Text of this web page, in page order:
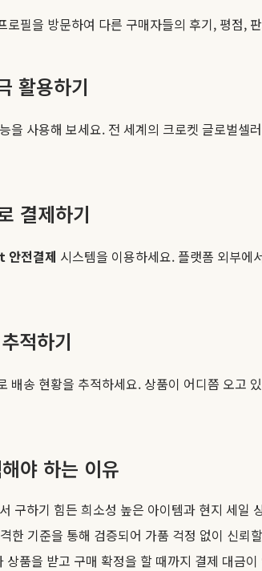
로필을 방문하여 다른 구매자들의 후기, 평점,
활용하기
을 사용해 보세요. 전 세계의 크로켓 글로벌
결제하기
전결제 시스템을 이용하세요. 플랫폼 외부에
적하기
배송 현황을 추적하세요. 상품이 어디쯤 오고
야 하는 이유
구하기 힘든 희소성 높은 아이템과 현지 세일
한 기준을 통해 검증되어 가품 걱정 없이 신뢰
상품을 받고 구매 확정을 할 때까지 결제 대금